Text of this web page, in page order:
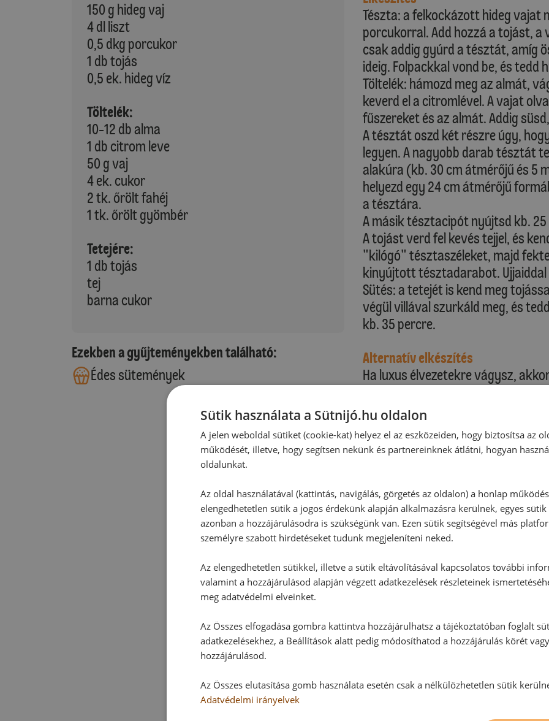
150 g hideg vaj
4 dl liszt
0,5 dkg porcukor
1 db tojás
0,5 ek. hideg víz
Töltelék:
10-12 db alma
1 db citrom leve
50 g vaj
4 ek. cukor
2 tk. őrölt fahéj
1 tk. őrölt gyömbér
Tetejére:
1 db tojás
tej
barna cukor
Ezekben a gyűjteményekben található:
Édes sütemények
Tészta: a felkockázott hideg vajat
porcukorral. Add hozzá a tojást, a
csak addig gyúrd a tésztát, amíg
ideig. Folpackkal vond be, és tedd
Töltelék: hámozd meg az almát,
keverd el a citromlével. A vajat
fűszereket és az almát. Addig
A tésztát oszd két részre úgy,
legyen. A nagyobb darab tésztát
alakúra (kb. 30 cm átmérőjű és 5
helyezd egy 24 cm átmérőjű
a tésztára.
A másik tésztacipót nyújtsd kb.
A tojást verd fel kevés tejjel, és
"kilógó" tésztaszéleket, majd
kinyújtott tésztadarabot.
Sütés: a tetejét is kend meg
végül villával szurkáld meg, és
kb. 35 percre.
Alternatív elkészítés
Ha luxus élvezetekre vágysz,
Sütik használata a Sütnijó.hu oldalon
A jelen weboldal sütiket (cookie-kat) helyez el az eszközeiden, hogy biztosítsa az
működését, illetve, hogy segítsen nekünk és partnereinknek átlátni, hogyan
oldalunkat.
Az oldal használatával (kattintás, navigálás, görgetés az oldalon) a honlap
elengedhetetlen sütik a jogos érdekünk alapján alkalmazásra kerülnek, egyes
azonban a hozzájárulásodra is szükségünk van. Ezen sütik segítségével más
személyre szabott hirdetéseket tudunk megjeleníteni neked.
Az elengedhetetlen sütikkel, illetve a sütik eltávolításával kapcsolatos további
valamint a hozzájárulásod alapján végzett adatkezelések részleteinek
meg adatvédelmi elveinket.
Az Összes elfogadása gombra kattintva hozzájárulhatsz a tájékoztatóban foglalt
adatkezelésekhez, a Beállítások alatt pedig módosíthatod a hozzájárulás körét
hozzájárulásod.
Az Összes elutasítása gomb használata esetén csak a nélkülözhetetlen sütik
Adatvédelmi irányelvek